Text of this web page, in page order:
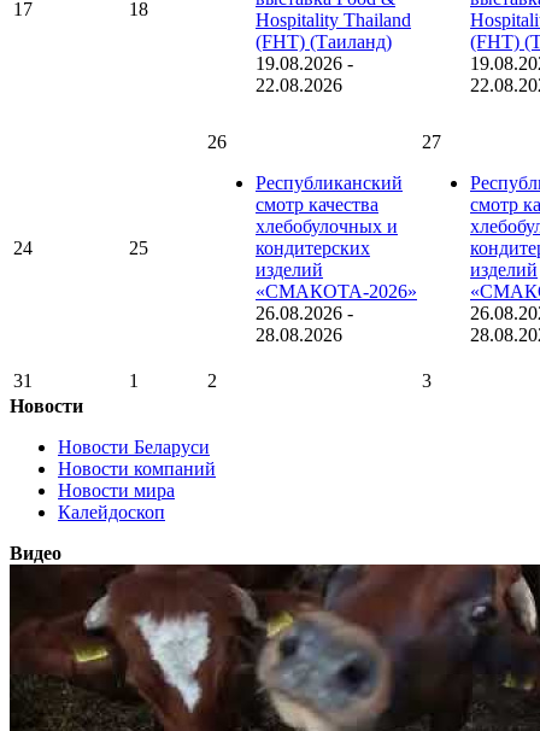
17 18
Hospitality Thailand
(FHT) (Таиланд)
19.08.2026 -
22.08.2026
(FHT)
24 25
26
Республиканский
смотр качества
хлебобулочных и
кондитерских
изделий
«СМАКОТА-2026»
26.08.2026 -
28.08.2026
27
смотр
изделий
31 1 2
3
Новости
Новости Беларуси
Новости компаний
Новости мира
Калейдоскоп
Видео